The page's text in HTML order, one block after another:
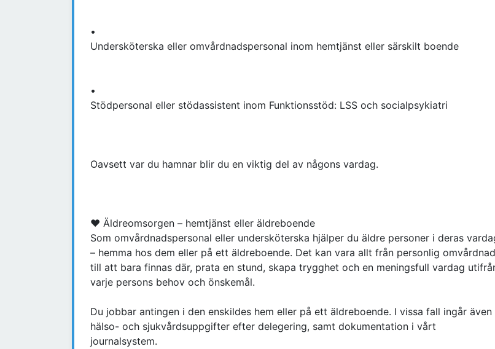
•
Undersköterska eller omvårdnadspersonal inom hemtjänst eller särskilt boende
•
Stödpersonal eller stödassistent inom Funktionsstöd: LSS och socialpsykiatri
Oavsett var du hamnar blir du en viktig del av någons vardag.
♥ Äldreomsorgen – hemtjänst eller äldreboende
Som omvårdnadspersonal eller undersköterska hjälper du äldre personer i deras
– hemma hos dem eller på ett äldreboende. Det kan vara allt från personlig omvårdnad
till att bara finnas där, prata en stund, skapa trygghet och en meningsfull vardag
varje persons behov och önskemål.
Du jobbar antingen i den enskildes hem eller på ett äldreboende. I vissa fall ingår även
hälso- och sjukvårdsuppgifter efter delegering, samt dokumentation i vårt
journalsystem.